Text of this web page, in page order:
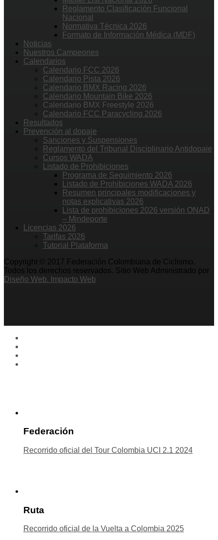
Reglamento Clasificación Funcional
Nacional
Normativa Técnica 2026
Formato de Información Médica (MDF)
Noticias
Nuestros Campeones
Calendarios
Calendario FCC 2026
Calendario Pista 2026
Calendario BMX Racing 2026
Calendario Mountain Bike 2026
Calendario BMX Freestyle 2026
Calendario FCC Paracycling 2026
Resultados
Prevención al dopaje
Sanciones y Suspensiones
Reglamento del Tribunal Disciplinario Antidopaje
Cursos WADA
Listado de Prohibiciones
Programa de Seguimiento 2026
Listado de Prohibiciones WADA 2026
Resumen principales modificaciones y
notas explicativas 2026
Lista de prohibiciones 2026 versión ONAD
– Mindeporte
Licencias 2026
Tarifas 2026
Tutorial Plataforma
Copyright © 2017 Federación Colombiana de Ciclismo.
Todos los derechos reservados. Sitio Web Administrado por
Diseño Web. Impacto Web
Federación
Recorrido oficial del Tour Colombia UCI 2.1 2024
Ruta
Recorrido oficial de la Vuelta a Colombia 2025